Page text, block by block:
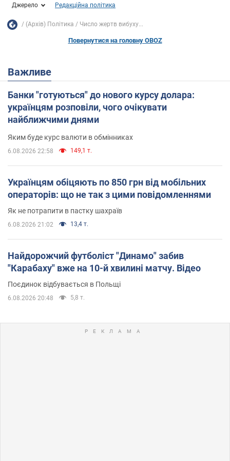
Джерело Редакційна політика
(Архів) Політика Число жертв вибуху...
Повернутися на головну OBOZ
Важливе
Банки "готуються" до нового курсу долара:
українцям розповіли, чого очікувати
найближчими днями
Яким буде курс валюти в обмінниках
6.08.2026 22:58 149,1 т.
Українцям обіцяють по 850 грн від мобільних
операторів: що не так з цими повідомленнями
Як не потрапити в пастку шахраїв
6.08.2026 21:02 13,4 т.
Найдорожчий футболіст "Динамо" забив
"Карабаху" вже на 10-й хвилині матчу. Відео
Поєдинок відбувається в Польщі
6.08.2026 20:48 5,8 т.